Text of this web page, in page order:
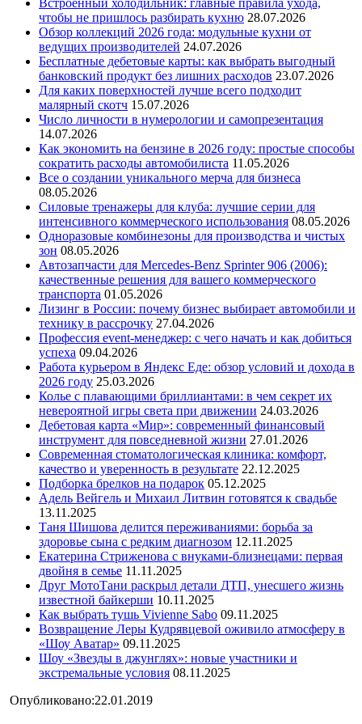
Встроенный холодильник: главные правила ухода,
чтобы не пришлось разбирать кухню 28.07.2026
Обзор коллекций 2026 года: модульные кухни от
ведущих производителей 24.07.2026
Бесплатные дебетовые карты: как выбрать выгодный
банковский продукт без лишних расходов 23.07.2026
Для каких поверхностей лучше всего подходит
малярный скотч 15.07.2026
Число личности в нумерологии и самопрезентация
14.07.2026
Как экономить на бензине в 2026 году: простые способы
сократить расходы автомобилиста 11.05.2026
Все о создании уникального мерча для бизнеса
08.05.2026
Силовые тренажеры для клуба: лучшие серии для
интенсивного коммерческого использования 08.05.2026
Одноразовые комбинезоны для производства и чистых
зон 08.05.2026
Автозапчасти для Mercedes-Benz Sprinter 906 (2006):
качественные решения для вашего коммерческого
транспорта 01.05.2026
Лизинг в России: почему бизнес выбирает автомобили и
технику в рассрочку 27.04.2026
Профессия event-менеджер: с чего начать и как добиться
успеха 09.04.2026
Работа курьером в Яндекс Еде: обзор условий и дохода в
2026 году 25.03.2026
Колье с плавающими бриллиантами: в чем секрет их
невероятной игры света при движении 24.03.2026
Дебетовая карта «Мир»: современный финансовый
инструмент для повседневной жизни 27.01.2026
Современная стоматологическая клиника: комфорт,
качество и уверенность в результате 22.12.2025
Подборка брелков на подарок 05.12.2025
Адель Вейгель и Михаил Литвин готовятся к свадьбе
13.11.2025
Таня Шишова делится переживаниями: борьба за
здоровье сына с редким диагнозом 12.11.2025
Екатерина Стриженова с внуками-близнецами: первая
двойня в семье 11.11.2025
Друг МотоТани раскрыл детали ДТП, унесшего жизнь
известной байкерши 10.11.2025
Как выбрать тушь Vivienne Sabo 09.11.2025
Возвращение Леры Кудрявцевой оживило атмосферу в
«Шоу Аватар» 09.11.2025
Шоу «Звезды в джунглях»: новые участники и
экстремальные условия 08.11.2025
Опубликовано:22.01.2019